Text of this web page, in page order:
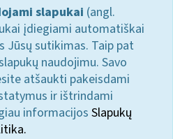
slapukai (angl.
įdiegiami automatiškai
Jūsų sutikimas. Taip pat
naudojimu. Savo
atšaukti pakeisdami
ir ištrindami
informacijos Slapukų